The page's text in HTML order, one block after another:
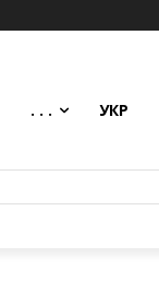
. . . УКР